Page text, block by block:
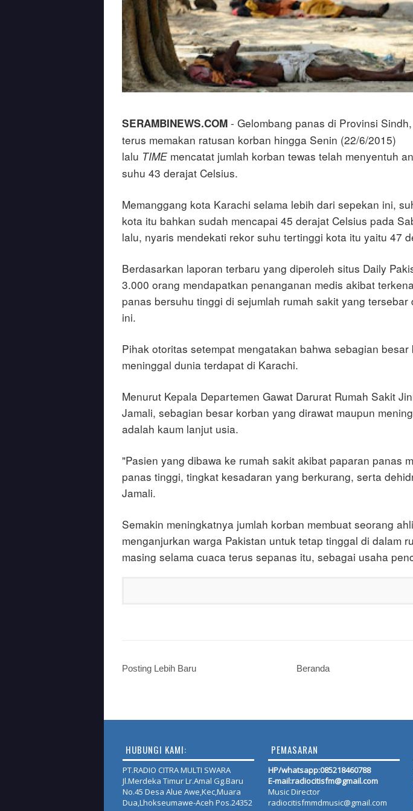
SERAMBINEWS.COM - Gelombang panas di Provinsi
terus memakan ratusan korban hingga Senin (22/6/2015)
lalu TIME mencatat jumlah korban tewas telah menyentuh
suhu 43 derajat Celsius.
Memanggang kota Karachi selama lebih dari sepekan ini,
kota itu bahkan sudah mencapai 45 derajat Celsius pada
lalu, nyaris mendekati rekor suhu tertinggi kota itu yaitu 47
Berdasarkan laporan terbaru yang diperoleh situs Daily
3.000 orang mendapatkan penanganan medis akibat
panas bersuhu tinggi di sejumlah rumah sakit yang tersebar
ini.
Pihak otoritas setempat mengatakan bahwa sebagian besar
meninggal dunia terdapat di Karachi.
Menurut Kepala Departemen Gawat Darurat Rumah Sakit
Jamali, sebagian besar korban yang dirawat maupun
adalah kaum lanjut usia.
"Pasien yang dibawa ke rumah sakit akibat paparan panas
panas tinggi, tingkat kesadaran yang berkurang, serta
Jamali.
Semakin meningkatnya jumlah korban membuat seorang ahli
menganjurkan warga Pakistan untuk tetap tinggal di dalam
masing selama cuaca terus sepanas itu, sebagai usaha
Posting Lebih Baru Beranda
HUBUNGI KAMI:
PT.RADIO CITRA MULTI SWARA
Jl.Merdeka Timur Lr.Amal Gg.Baru
No.45 Desa Alue Awe,Kec,Muara
Dua,Lhokseumawe-Aceh Pos.24352
PEMASARAN
HP/whatsapp:085218460788
E-mail:radiocitisfm@gmail.com
Music Director
radiocitisfmmdmusic@gmail.com